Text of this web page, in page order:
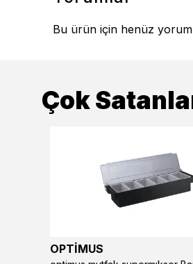
Bu ürün için henüz yorum
Çok
OPTİMUS